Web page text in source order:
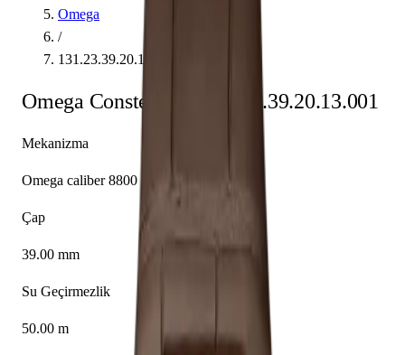
Omega
/
131.23.39.20.13.001
Omega Constellation 131.23.39.20.13.001
Mekanizma
Omega caliber 8800
Çap
39.00 mm
Su Geçirmezlik
50.00 m